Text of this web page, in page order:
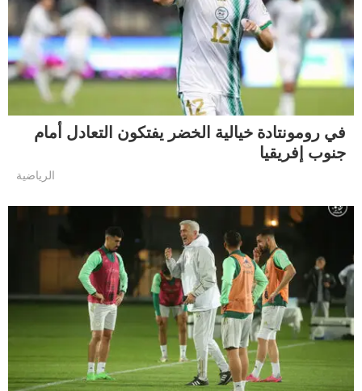
في رومونتادة خيالية الخضر يفتكون التعادل أمام
جنوب إفريقيا
الرياضية